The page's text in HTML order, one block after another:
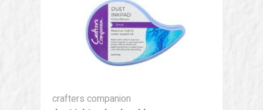
crafters companion